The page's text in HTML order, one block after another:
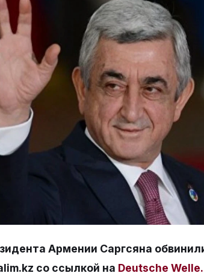
Армении Саргсяна
со ссылкой на Deutsche Welle.